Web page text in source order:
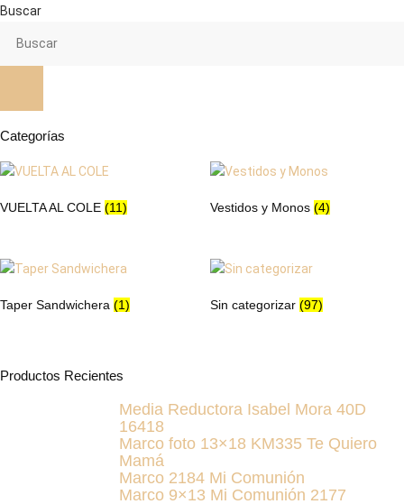
Buscar
Categorías
VUELTA AL COLE (11) Vestidos y Monos (4)
Taper Sandwichera (1) Sin categorizar (97)
Productos Recientes
Media Reductora Isabel Mora 40D
16418
Marco foto 13×18 KM335 Te Quiero
Mamá
Marco 2184 Mi Comunión
Marco 9×13 Mi Comunión 2177